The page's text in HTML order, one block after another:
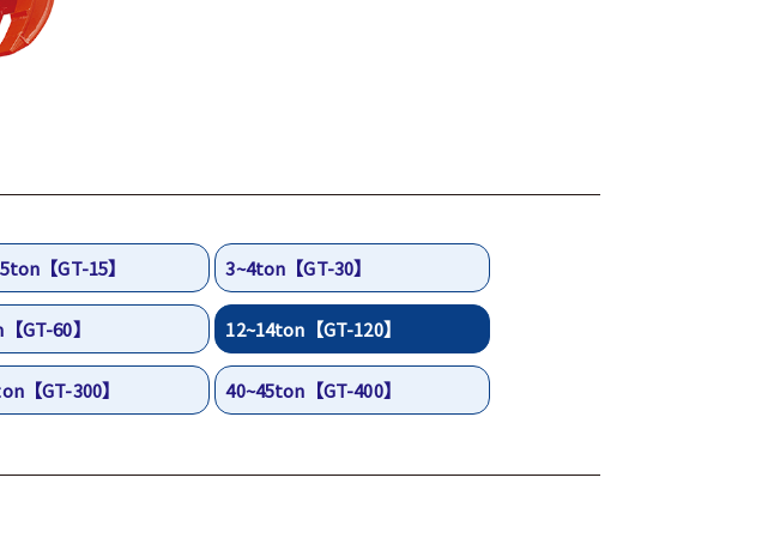
【GT-15】 3~4ton 【GT-30】
【GT-60】 12~14ton 【GT-120】
【GT-300】 40~45ton 【GT-400】